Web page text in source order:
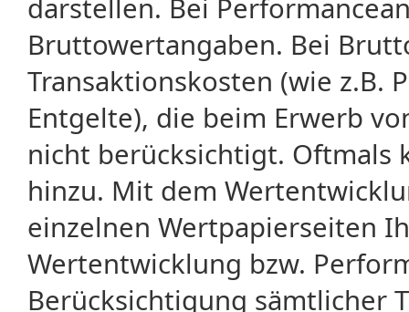
darstellen. Bei
Bruttowertangaben. Bei
Transaktionskosten (wie z.B.
Entgelte), die beim Erwerb
nicht berücksichtigt. Oftmals
hinzu. Mit dem
einzelnen Wertpapierseiten
Wertentwicklung bzw.
Berücksichtigung sämtlicher